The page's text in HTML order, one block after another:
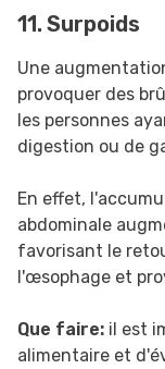
11. Surpoids
Une
provoquer des
les personnes
digestion ou de
En effet,
abdominale
favorisant le
l'œsophage et
Que faire: il est
alimentaire et